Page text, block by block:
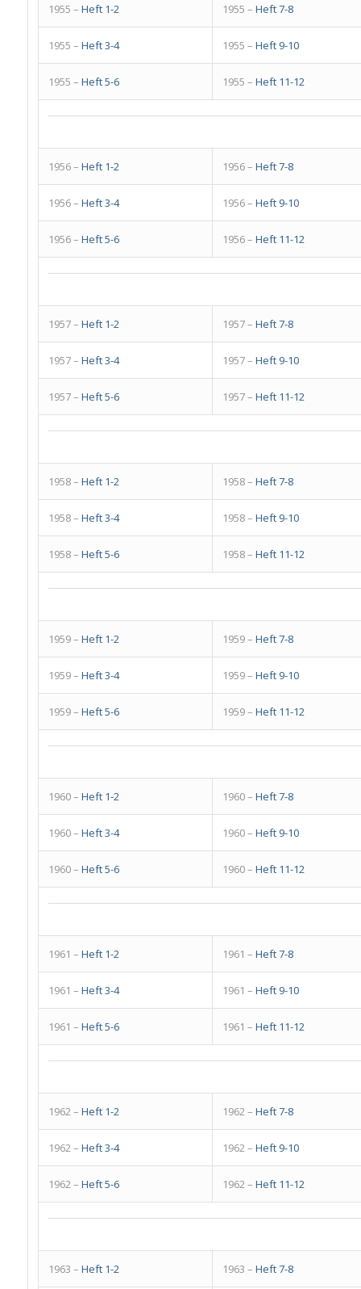
1955 – Heft 1-2 1955 – Heft 7-8
1955 – Heft 3-4 1955 – Heft 9-10
1955 – Heft 5-6 1955 – Heft 11-12
1956 – Heft 1-2 1956 – Heft 7-8
1956 – Heft 3-4 1956 – Heft 9-10
1956 – Heft 5-6 1956 – Heft 11-12
1957 – Heft 1-2 1957 – Heft 7-8
1957 – Heft 3-4 1957 – Heft 9-10
1957 – Heft 5-6 1957 – Heft 11-12
1958 – Heft 1-2 1958 – Heft 7-8
1958 – Heft 3-4 1958 – Heft 9-10
1958 – Heft 5-6 1958 – Heft 11-12
1959 – Heft 1-2 1959 – Heft 7-8
1959 – Heft 3-4 1959 – Heft 9-10
1959 – Heft 5-6 1959 – Heft 11-12
1960 – Heft 1-2 1960 – Heft 7-8
1960 – Heft 3-4 1960 – Heft 9-10
1960 – Heft 5-6 1960 – Heft 11-12
1961 – Heft 1-2 1961 – Heft 7-8
1961 – Heft 3-4 1961 – Heft 9-10
1961 – Heft 5-6 1961 – Heft 11-12
1962 – Heft 1-2 1962 – Heft 7-8
1962 – Heft 3-4 1962 – Heft 9-10
1962 – Heft 5-6 1962 – Heft 11-12
1963 – Heft 1-2 1963 – Heft 7-8